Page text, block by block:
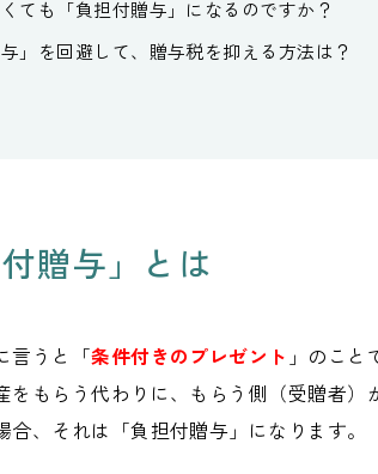
ても「負担付贈与」になるのですか？
」を回避して、贈与税を抑える方法は？
贈与」とは
言うと「条件付きのプレゼント 」のこ
をもらう代わりに、もらう側（受贈者
、それは「負担付贈与」になります。